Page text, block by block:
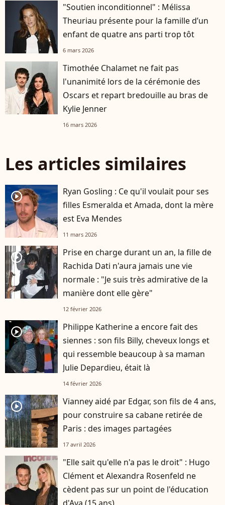
"Soutien inconditionnel" : Mélissa
Theuriau présente pour la famille d’un
enfant de quatre ans parti trop tôt
6 mars 2026
Timothée Chalamet ne fait pas
l'unanimité lors de la cérémonie des
Oscars et repart bredouille au bras de
Kylie Jenner
16 mars 2026
Les articles similaires
player2
Ryan Gosling : Ce qu'il voulait pour ses
filles Esmeralda et Amada, dont la mère
est Eva Mendes
11 mars 2026
player2
Prise en charge durant un an, la fille de
Rachida Dati n'aura jamais une vie
normale : "Je suis très admirative de la
manière dont elle gère"
12 février 2026
player2
Philippe Katherine a encore fait des
siennes : son fils Billy, cheveux longs et
qui ressemble beaucoup à sa maman
Julie Depardieu, était là
14 février 2026
player2
Vianney aidé par Edgar, son fils de 4 ans,
pour construire sa cabane retirée de
Paris : des images partagées
17 avril 2026
"Elle sait qu'elle n'a pas le droit" : Hugo
Clément et Alexandra Rosenfeld ne
cèdent pas sur un point de l'éducation